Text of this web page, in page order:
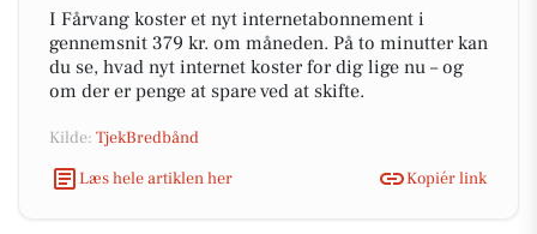
I Fårvang koster et nyt internetabonnement i
gennemsnit 379 kr. om måneden. På to minutter kan
du se, hvad nyt internet koster for dig lige nu – og
om der er penge at spare ved at skifte.
Kilde: TjekBredbånd
Læs hele artiklen her
Kopiér link